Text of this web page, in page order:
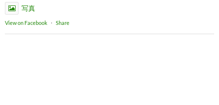
写真
View on Facebook · Share